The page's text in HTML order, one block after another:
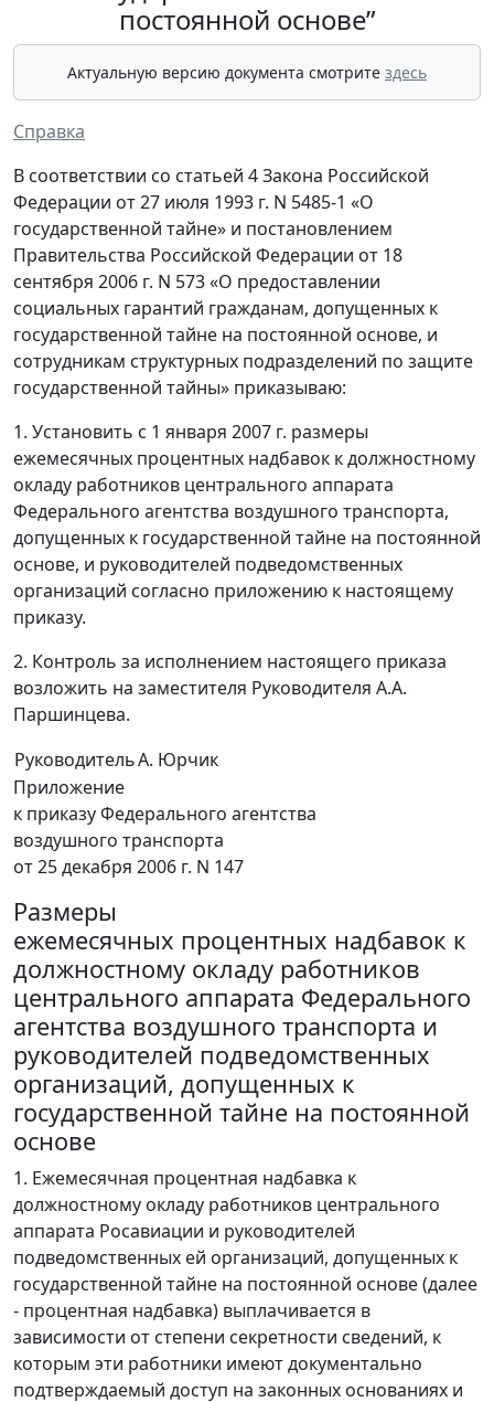
постоянной основе”
Актуальную версию документа смотрите здесь
Справка
В соответствии со статьей 4 Закона Российской
Федерации от 27 июля 1993 г. N 5485-1 «О
государственной тайне» и постановлением
Правительства Российской Федерации от 18
сентября 2006 г. N 573 «О предоставлении
социальных гарантий гражданам, допущенных к
государственной тайне на постоянной основе, и
сотрудникам структурных подразделений по защите
государственной тайны» приказываю:
1. Установить с 1 января 2007 г. размеры
ежемесячных процентных надбавок к должностному
окладу работников центрального аппарата
Федерального агентства воздушного транспорта,
допущенных к государственной тайне на постоянной
основе, и руководителей подведомственных
организаций согласно приложению к настоящему
приказу.
2. Контроль за исполнением настоящего приказа
возложить на заместителя Руководителя А.А.
Паршинцева.
РуководительА. Юрчик
Приложение
к приказу Федерального агентства
воздушного транспорта
от 25 декабря 2006 г. N 147
Размеры
ежемесячных процентных надбавок к
должностному окладу работников
центрального аппарата Федерального
агентства воздушного транспорта и
руководителей подведомственных
организаций, допущенных к
государственной тайне на постоянной
основе
1. Ежемесячная процентная надбавка к
должностному окладу работников центрального
аппарата Росавиации и руководителей
подведомственных ей организаций, допущенных к
государственной тайне на постоянной основе (далее
- процентная надбавка) выплачивается в
зависимости от степени секретности сведений, к
которым эти работники имеют документально
подтверждаемый доступ на законных основаниях и